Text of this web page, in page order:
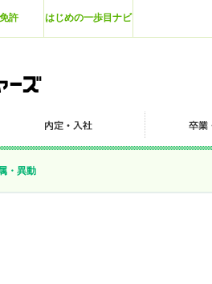
許 はじめの一歩目ナビ
・異動